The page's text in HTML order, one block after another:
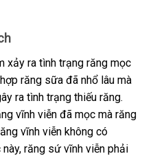
xảy ra tình trạng răng mọc
răng sữa đã nhổ lâu mà
ra tình trạng thiếu răng.
vĩnh viễn đã mọc mà răng
vĩnh viễn không có
răng sứ vĩnh viễn phải